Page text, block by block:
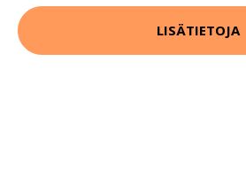
LISÄTIETOJA